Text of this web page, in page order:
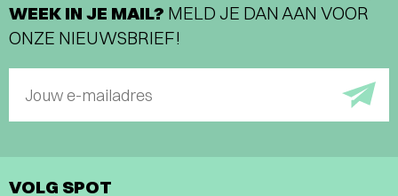
WEEK IN JE MAIL? MELD JE DAN AAN VOOR
ONZE NIEUWSBRIEF!
Jouw e-mailadres
VOLG SPOT